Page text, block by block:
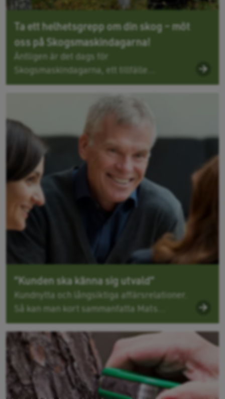
Ta ett helhetsgrepp om din skog – möt
oss på Skogsmaskindagarna!
Äntligen är det dags för
Skogsmaskindagarna, ett tillfälle...
”Kunden ska känna sig utvald”
Kundnytta och långsiktiga affärsrelationer.
Så kan man kort sammanfatta Mats...